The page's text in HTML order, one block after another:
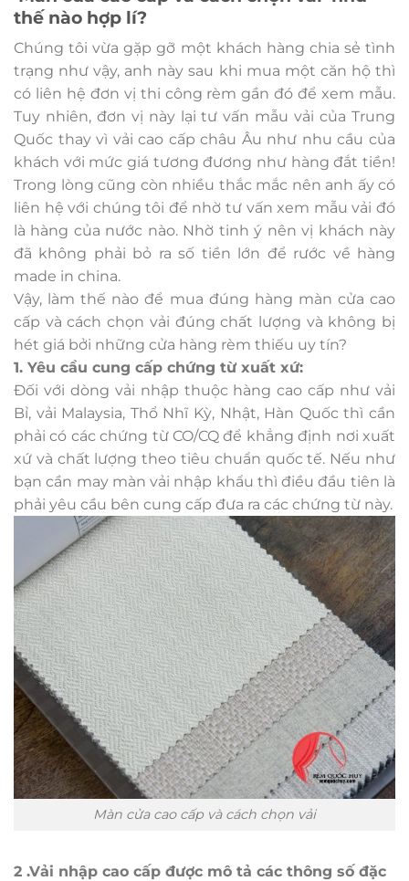
thế nào hợp lí?
Chúng tôi vừa gặp gỡ một khách hàng chia sẻ tình
trạng như vậy, anh này sau khi mua một căn hộ thì
có liên hệ đơn vị thi công rèm gần đó để xem mẫu.
Tuy nhiên, đơn vị này lại tư vấn mẫu vải của Trung
Quốc thay vì vải cao cấp châu Âu như nhu cầu của
khách với mức giá tương đương như hàng đắt tiền!
Trong lòng cũng còn nhiều thắc mắc nên anh ấy có
liên hệ với chúng tôi để nhờ tư vấn xem mẫu vải đó
là hàng của nước nào. Nhờ tinh ý nên vị khách này
đã không phải bỏ ra số tiền lớn để rước về hàng
made in china.
Vậy, làm thế nào để mua đúng hàng màn cửa cao
cấp và cách chọn vải đúng chất lượng và không bị
hét giá bởi những cửa hàng rèm thiếu uy tín?
1. Yêu cầu cung cấp chứng từ xuất xứ:
Đối với dòng vải nhập thuộc hàng cao cấp như vải
Bỉ, vải Malaysia, Thổ Nhĩ Kỳ, Nhật, Hàn Quốc thì cần
phải có các chứng từ CO/CQ để khẳng định nơi xuất
xứ và chất lượng theo tiêu chuẩn quốc tế. Nếu như
bạn cần may màn vải nhập khẩu thì điều đầu tiên là
phải yêu cầu bên cung cấp đưa ra các chứng từ này.
Màn cửa cao cấp và cách chọn vải
2 .Vải nhập cao cấp được mô tả các thông số đặc